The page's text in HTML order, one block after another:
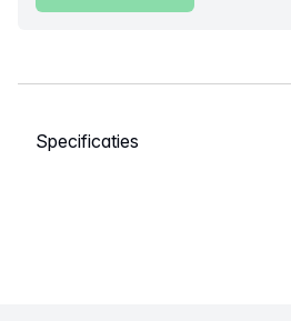
Selecteer een tabblad